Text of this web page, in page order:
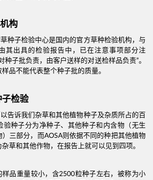
构
子检验中心是国内的官方草种检验机构，与
其出具的检验报告中，已在注意事项部分注
种子批负责，由客户送样的对送检样品负责”。
品不能代表整个种子批的质量。
子检验
诉我们杂草和其他植物种子及杂质所占的百
验种子分为净种子、其他种子和内含物（无生
三部分，而AOSA则依据不同的种把其他植物
杂草和其他作物，在报告上就可以见到四项。
品重量较小，含2500粒种子左右，被称为小